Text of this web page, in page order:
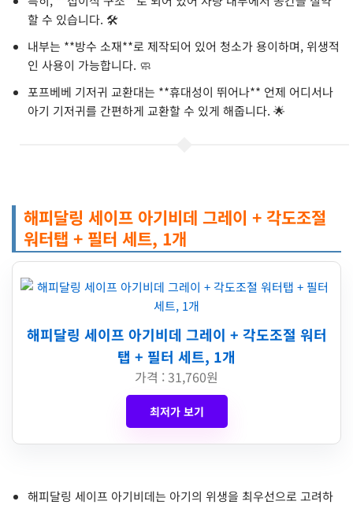
할 수 있습니다. 🛠️
내부는 **방수 소재**로 제작되어 있어 청소가 용이하며, 위생적
인 사용이 가능합니다. 🧼
포프베베 기저귀 교환대는 **휴대성이 뛰어나** 언제 어디서나
아기 기저귀를 간편하게 교환할 수 있게 해줍니다. 🌟
해피달링 세이프 아기비데 그레이 + 각도조절
워터탭 + 필터 세트, 1개
해피달링 세이프 아기비데 그레이 + 각도조절 워터
탭 + 필터 세트, 1개
가격 : 31,760원
최저가 보기
해피달링 세이프 아기비데는 아기의 위생을 최우선으로 고려하